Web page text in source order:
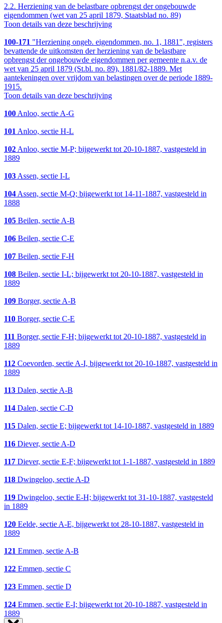
2.2. Herziening van de belastbare opbrengst der ongebouwde
eigendommen (wet van 25 april 1879, Staatsblad no. 89)
Toon details van deze beschrijving
100-171 "Herziening ongeb. eigendommen, no. 1, 1881", registers
bevattende de uitkomsten der herziening van de belastbare
opbrengst der ongebouwde eigendommen per gemeente n.a.v. de
wet van 25 april 1879 (St.bl. no. 89), 1881/82-1889. Met
aantekeningen over vrijdom van belastingen over de periode 1889-
1915.
Toon details van deze beschrijving
100Anloo, sectie A-G
101Anloo, sectie H-L
102Anloo, sectie M-P; bijgewerkt tot 20-10-1887, vastgesteld in
1889
103Assen, sectie I-L
104Assen, sectie M-Q; bijgewerkt tot 14-11-1887, vastgesteld in
1888
105 Beilen, sectie A-B
106 Beilen, sectie C-E
107 Beilen, sectie F-H
108 Beilen, sectie I-L; bijgewerkt tot 20-10-1887, vastgesteld in
1889
109 Borger, sectie A-B
110 Borger, sectie C-E
111 Borger, sectie F-H; bijgewerkt tot 20-10-1887, vastgesteld in
1889
112 Coevorden, sectie A-I, bijgewerkt tot 20-10-1887, vastgesteld in
1889
113 Dalen, sectie A-B
114 Dalen, sectie C-D
115 Dalen, sectie E; bijgewerkt tot 14-10-1887, vastgesteld in 1889
116 Diever, sectie A-D
117 Diever, sectie E-F; bijgewerkt tot 1-1-1887, vastgesteld in 1889
118 Dwingeloo, sectie A-D
119 Dwingeloo, sectie E-H; bijgewerkt tot 31-10-1887, vastgesteld
in 1889
120 Eelde, sectie A-E, bijgewerkt tot 28-10-1887, vastgesteld in
1889
121 Emmen, sectie A-B
122 Emmen, sectie C
123 Emmen, sectie D
124 Emmen, sectie E-I; bijgewerkt tot 20-10-1887, vastgesteld in
1889